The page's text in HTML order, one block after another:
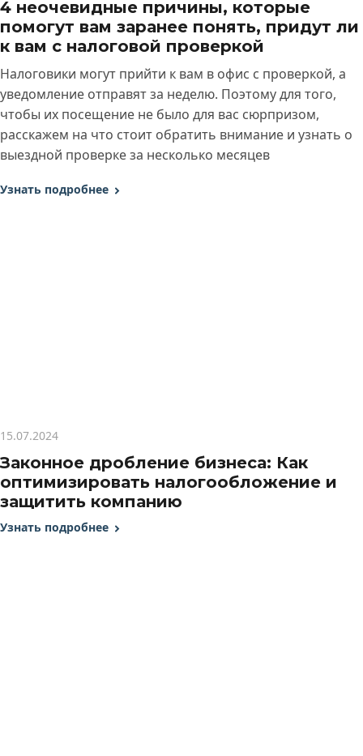
4 неочевидные причины, которые
помогут вам заранее понять, придут ли
к вам с налоговой проверкой
Налоговики могут прийти к вам в офис с проверкой, а
уведомление отправят за неделю. Поэтому для того,
чтобы их посещение не было для вас сюрпризом,
расскажем на что стоит обратить внимание и узнать о
выездной проверке за несколько месяцев
Узнать подробнее
15.07.2024
Законное дробление бизнеса: Как
оптимизировать налогообложение и
защитить компанию
Узнать подробнее